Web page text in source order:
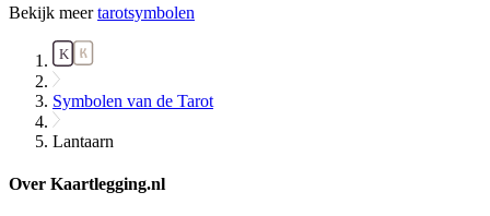
Bekijk meertarotsymbolen
Symbolen van de Tarot
Lantaarn
Over Kaartlegging.nl